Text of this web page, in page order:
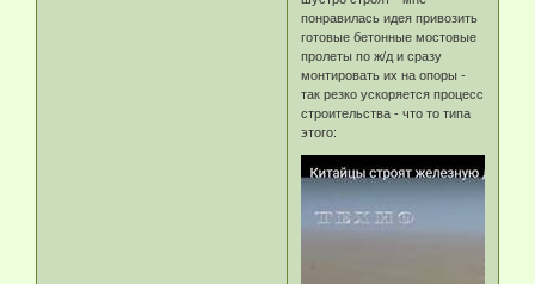
понравилась идея привозить
готовые бетонные мостовые
пролеты по ж/д и сразу
монтировать их на опоры -
так резко ускоряется процесс
строительства - что то типа
этого: